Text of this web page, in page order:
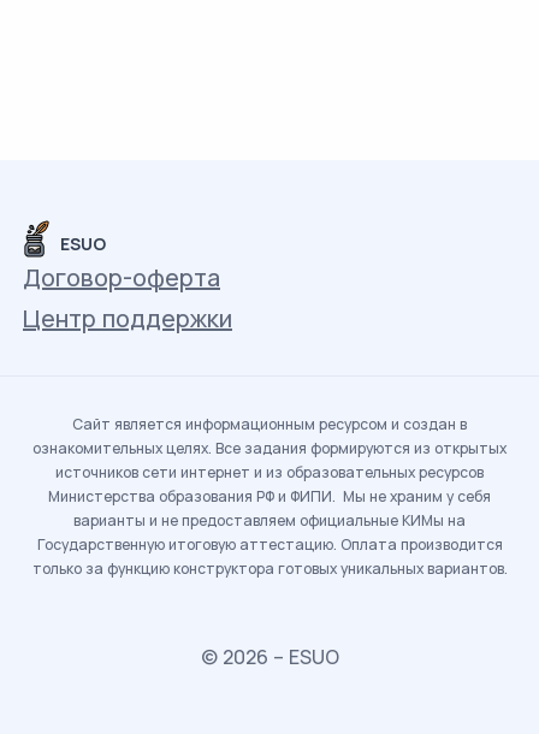
ESUO
Договор-оферта
Центр поддержки
Сайт является информационным ресурсом и создан в
ознакомительных целях. Все задания формируются из открытых
источников сети интернет и из образовательных ресурсов
Министерства образования РФ и ФИПИ. Мы не храним у себя
варианты и не предоставляем официальные КИМы на
Государственную итоговую аттестацию. Оплата производится
только за функцию конструктора готовых уникальных вариантов.
© 2026 – ESUO